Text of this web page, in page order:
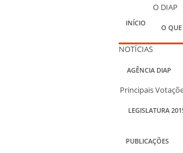
INÍCIO
O DIAP
O QUE
NOTÍCIAS
AGÊNCIA DIAP
Principais
LEGISLATURA
PUBLICAÇÕES